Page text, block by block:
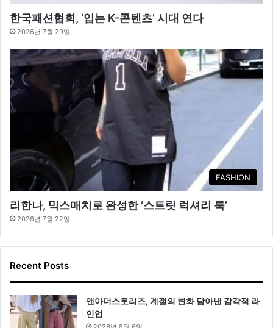
한국패션협회, ‘입는 K-콘텐츠’ 시대 연다
2026년 7월 29일
FASHION
리한나, 믹스매치로 완성한 ‘스트릿 럭셔리 룩’
2026년 7월 22일
Recent Posts
앤아더스토리즈, 계절의 변화 담아낸 감각적 라
인업